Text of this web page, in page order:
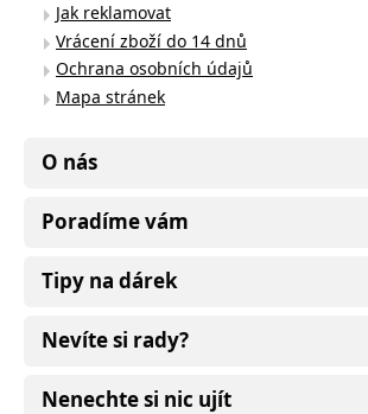
Jak reklamovat
Vrácení zboží do 14 dnů
Ochrana osobních údajů
Mapa stránek
O nás
Poradíme vám
Tipy na dárek
Nevíte si rady?
Nenechte si nic ujít